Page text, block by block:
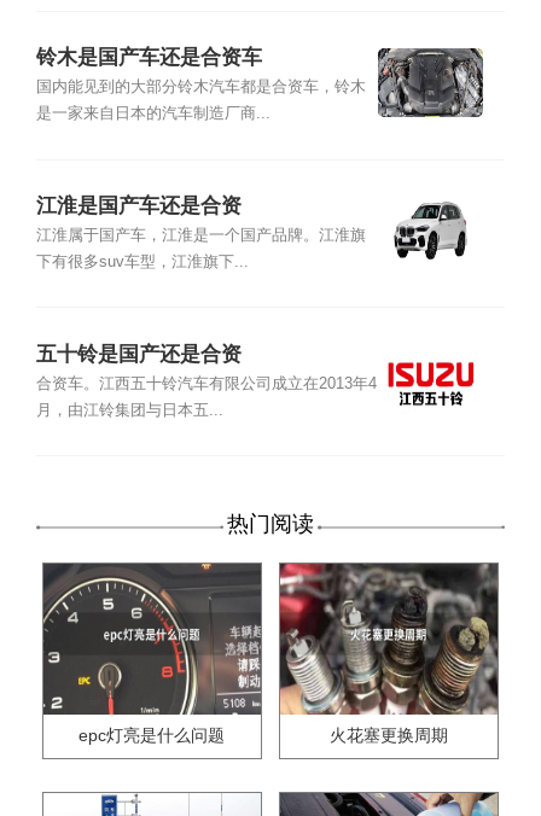
铃木是国产车还是合资车
国内能见到的大部分铃木汽车都是合资车，铃木
是一家来自日本的汽车制造厂商...
江淮是国产车还是合资
江淮属于国产车，江淮是一个国产品牌。江淮旗
下有很多suv车型，江淮旗下...
五十铃是国产还是合资
合资车。江西五十铃汽车有限公司成立在2013年4
月，由江铃集团与日本五...
热门阅读
epc灯亮是什么问题 火花塞更换周期